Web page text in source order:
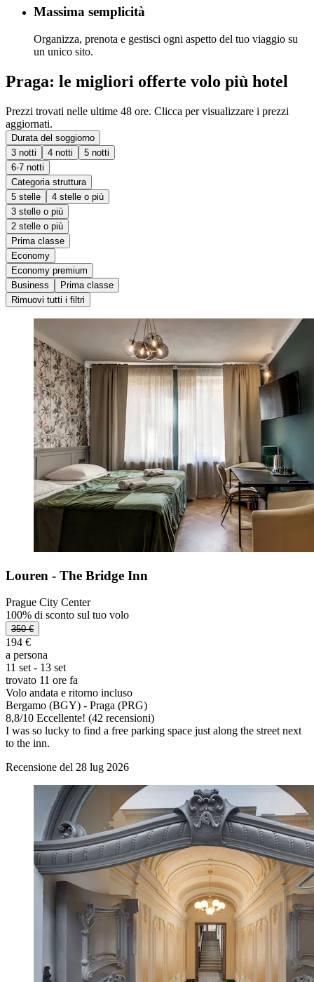
Massima semplicità
Organizza, prenota e gestisci ogni aspetto del tuo viaggio su
un unico sito.
Praga: le migliori offerte volo più hotel
Prezzi trovati nelle ultime 48 ore. Clicca per visualizzare i prezzi
aggiornati.
Durata del soggiorno
3 notti
4 notti
5 notti
6-7 notti
Categoria struttura
5 stelle
4 stelle o più
3 stelle o più
2 stelle o più
Prima classe
Economy
Economy premium
Business
Prima classe
Rimuovi tutti i filtri
Louren - The Bridge Inn
Prague City Center
100% di sconto sul tuo volo
350 €
194 €
a persona
11 set - 13 set
trovato 11 ore fa
Volo andata e ritorno incluso
Bergamo (BGY) - Praga (PRG)
8,8/10 Eccellente! (42 recensioni)
I was so lucky to find a free parking space just along the street next
to the inn.
Recensione del 28 lug 2026